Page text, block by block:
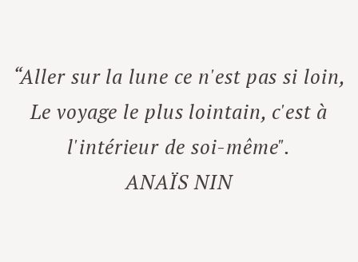
“Aller sur la lune ce n'est pas si loin,
Le voyage le plus lointain, c'est à
l'intérieur de soi-même".
ANAÏS NIN